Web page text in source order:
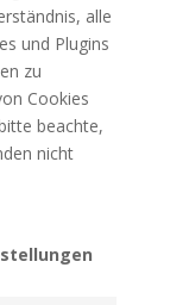
alle
und Plugins
zu
Cookies
beachte,
nicht